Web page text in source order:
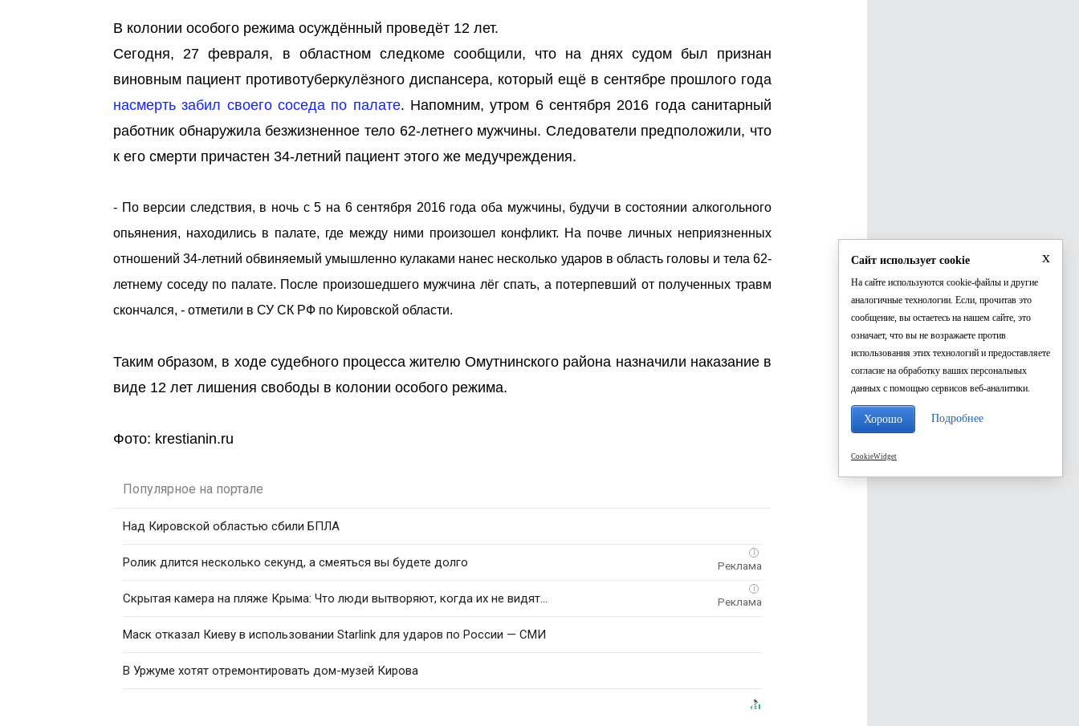
В колонии особого режима осуждённый проведёт 12 лет.
Сегодня, 27 февраля, в областном следкоме сообщили, что на днях судом был признан
виновным пациент противотуберкулёзного диспансера, который ещё в сентябре прошлого года
насмерть забил своего соседа по палате. Напомним, утром 6 сентября 2016 года санитарный
работник обнаружила безжизненное тело 62-летнего мужчины. Следователи предположили, что
к его смерти причастен 34-летний пациент этого же медучреждения.
- По версии следствия, в ночь с 5 на 6 сентября 2016 года оба мужчины, будучи в состоянии алкогольного
опьянения, находились в палате, где между ними произошел конфликт. На почве личных неприязненных
отношений 34-летний обвиняемый умышленно кулаками нанес несколько ударов в область головы и тела 62-
летнему соседу по палате. После произошедшего мужчина лёг спать, а потерпевший от полученных травм
скончался, - отметили в СУ СК РФ по Кировской области.
Таким образом, в ходе судебного процесса жителю Омутнинского района назначили наказание в
виде 12 лет лишения свободы в колонии особого режима.
Фото: krestianin.ru
Популярное на портале
Над Кировской областью сбили БПЛА
i
Ролик длится несколько секунд, а смеяться вы будете долго
i
Скрытая камера на пляже Крыма: Что люди вытворяют, когда их не видят...
Маск отказал Киеву в использовании Starlink для ударов по России — СМИ
В Уржуме хотят отремонтировать дом-музей Кирова
x
Сайт использует cookie
На сайте используются cookie-файлы и другие
аналогичные технологии. Если, прочитав это
сообщение, вы остаетесь на нашем сайте, это
означает, что вы не возражаете против
использования этих технологий и предоставляете
согласие на обработку ваших персональных
данных с помощью сервисов веб-аналитики.
Хорошо Подробнее
CookieWidget